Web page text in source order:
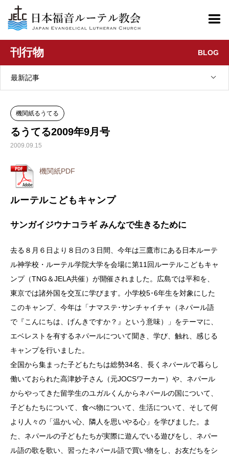
刊行物 BLOG
最新記事
機関紙るうてる
るうてる2009年9月号
2009.09.15
機関紙PDF
ルーテルこどもキャンプ
サンガイジウナコラギ みんなで生きるために
去る８月６日より８日の３日間、今年は三鷹市にある日本ルーテ
ル神学校・ルーテル学院大学を会場に第11回ルーテルこどもキャ
ンプ（TNG＆JELA共催）が開催されました。広島では平和を、
東京では諸外国を交互に学びます。小学校5･6年生を対象にした
このキャンプ、今年は「ナマステ･サンチャイチャ（ネパール語
で『こんにちは、げんきですか？』という意味）」をテーマに、
エベレストを有するネパールについて聞き、学び、触れ、感じる
キャンプを行いました。
全国から集まった子どもたちは総勢34名、長くネパールで暮らし
働いておられた高津妙子さん（元JOCSワーカー）や、ネパール
からやってきた留学生のユガルくんからネパールの国について、
子どもたちについて、食べ物について、生活について、そして何
より人々の「温かい心、隣人を思いやる心」を学びました。ま
た、ネパールの子どもたちが実際に遊んでいる遊びをし、ネパー
ル語の歌を歌い、習ったネパール語で買い物をし、お友だちをシ